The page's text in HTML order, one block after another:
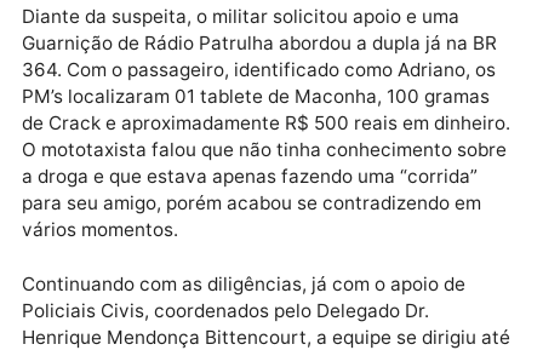
Ji-Paraná, quando avistou um indivíduo saindo de
local conhecido como “Boca da Tia”, localizada na
Pedro Lira Pessoa, e colocando uma porção
considerável de drogas no bolso. Em seguida, ele
montou na garupa de um mototaxista e saiu do local,
sentido ao Anel Viário.
Diante da suspeita, o militar solicitou apoio e uma
364. Com o passageiro, identificado como Adriano,
PM’s localizaram 01 tablete de Maconha, 100 gramas
de Crack e aproximadamente R$ 500 reais em